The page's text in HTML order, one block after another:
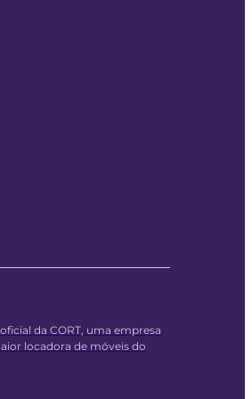
da CORT, uma empresa
locadora de móveis do